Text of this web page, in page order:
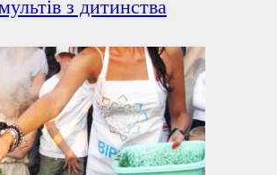
з дитинства